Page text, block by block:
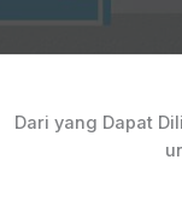
Dari yang Dapat